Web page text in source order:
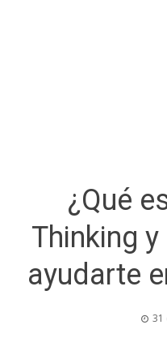
¿Qué
Thinking
ayudarte
31